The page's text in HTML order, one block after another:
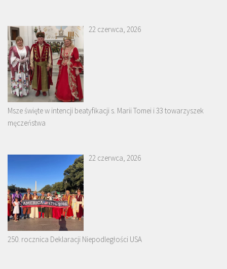
22 czerwca, 2026
Msze święte w intencji beatyfikacji s. Marii Tomei i 33 towarzyszek
męczeństwa
22 czerwca, 2026
250. rocznica Deklaracji Niepodległości USA